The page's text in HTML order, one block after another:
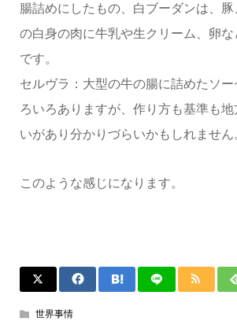
腸詰めにしたもの、白ブーダンは、
の白身の肉に牛乳や生クリーム、卵
です。
セルヴラ：大型の牛の腸に詰めたソ
ろいろありますが、作り方も基準も
いがあり分かりづらいかもしれません
このような感じになります。
世界事情